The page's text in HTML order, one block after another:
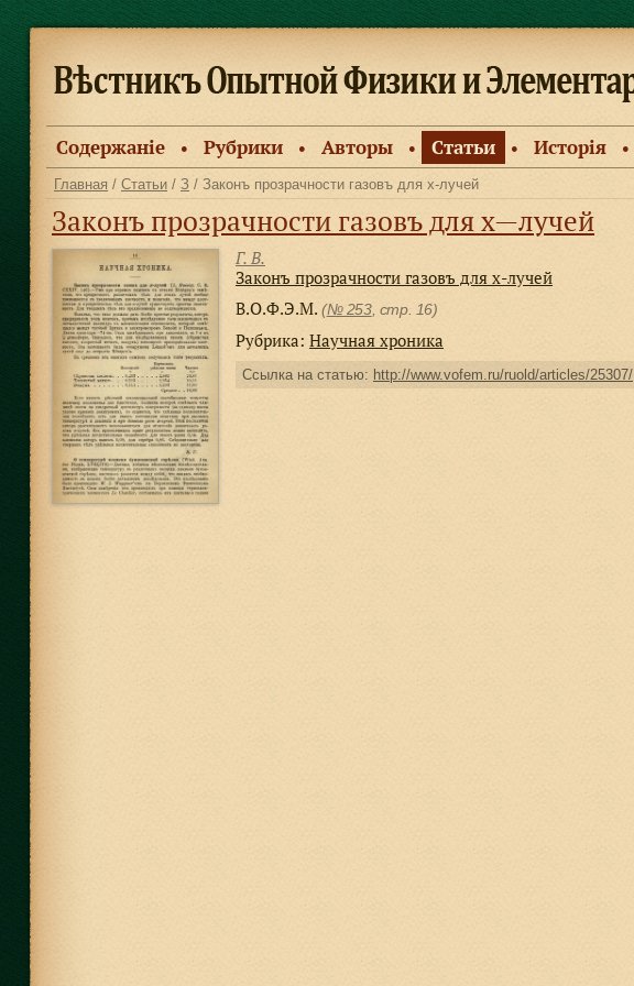
Содержанiе ● Рубрики ● Авторы ● Статьи ● Исторiя ●
Главная / Статьи / З / Законъ прозрачности газовъ для x-лучей
Законъ прозрачности газовъ для x—лучей
Г. В.
Законъ прозрачности газовъ для x-лучей
В.О.Ф.Э.М. (№ 253, стр. 16)
Рубрика: Научная хроника
Ссылка на статью: http://www.vofem.ru/ruold/articles/25307/